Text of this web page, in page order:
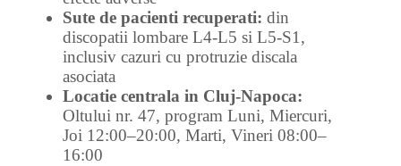
Sute de pacienti recuperati: din
discopatii lombare L4-L5 si L5-S1,
inclusiv cazuri cu protruzie discala
asociata
Locatie centrala in Cluj-Napoca:
Oltului nr. 47, program Luni, Miercuri,
Joi 12:00–20:00, Marti, Vineri 08:00–
16:00